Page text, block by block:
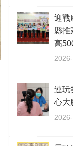
迎
縣推
高
連
心大